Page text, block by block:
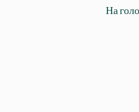
На